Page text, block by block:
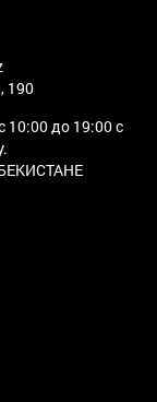
190
до 19:00 с